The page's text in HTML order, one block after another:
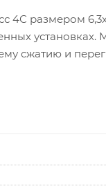
4С размером
установках.
сжатию и